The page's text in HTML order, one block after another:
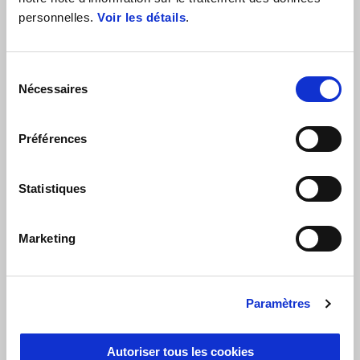
personnelles. Voir les détails.
Nécessaires
Préférences
Statistiques
Marketing
Paramètres
Autoriser tous les cookies